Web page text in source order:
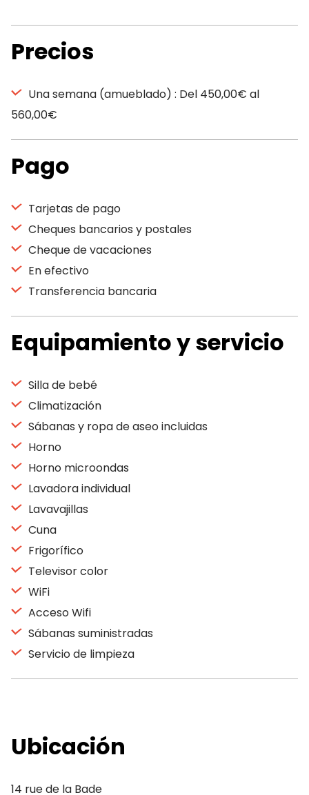
Precios
Una semana (amueblado) : Del 450,00€ al
560,00€
Pago
Tarjetas de pago
Cheques bancarios y postales
Cheque de vacaciones
En efectivo
Transferencia bancaria
Equipamiento y servicio
Silla de bebé
Climatización
Sábanas y ropa de aseo incluidas
Horno
Horno microondas
Lavadora individual
Lavavajillas
Cuna
Frigorífico
Televisor color
WiFi
Acceso Wifi
Sábanas suministradas
Servicio de limpieza
Ubicación
14 rue de la Bade